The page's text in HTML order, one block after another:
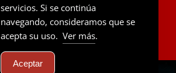
servicios. Si se continúa
navegando, consideramos que se
acepta su uso. Ver más.
Aceptar